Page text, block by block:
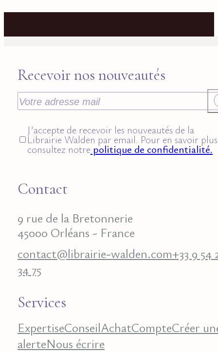
Recevoir nos nouveautés
J’accepte de recevoir les nouveautés de la
Librairie Walden par email. Pour en savoir
consultez notre politique de confidentialité.
Contact
9 rue de la Bretonnerie
45000 Orléans - France
contact@librairie-walden.com+33 9 54
34 75
Services
ExpertiseConseilAchatCompteCréer
alerteNous écrire